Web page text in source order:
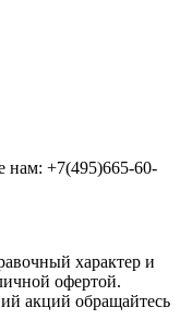
нам: +7(495)665-60-
характер и
офертой.
акций обращайтесь